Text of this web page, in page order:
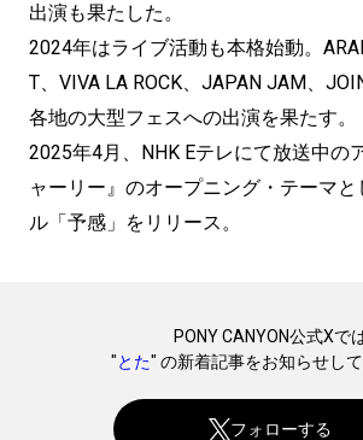
出演も果たした。
2024年はライブ活動も本格始動。
T、VIVA LA ROCK、JAPAN JAM、
各地の大型フェスへの出演を果たす。
2025年4月、NHK Eテレにて放送中の
ャーリー』のオープニング・テーマ
ル「予感」をリリース。
PONY CANYON公式Xで
"とた" の新着記事をお知らせして
フォローする